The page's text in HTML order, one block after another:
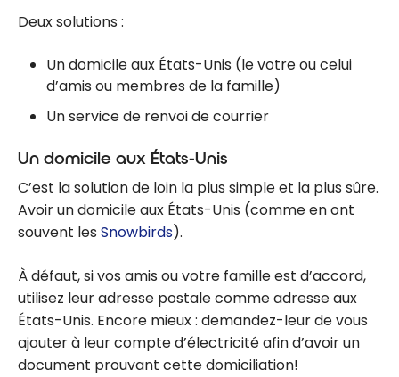
Deux solutions :
Un domicile aux États-Unis (le votre ou celui
d’amis ou membres de la famille)
Un service de renvoi de courrier
Un domicile aux États-Unis
C’est la solution de loin la plus simple et la plus sûre.
Avoir un domicile aux États-Unis (comme en ont
souvent les Snowbirds).
À défaut, si vos amis ou votre famille est d’accord,
utilisez leur adresse postale comme adresse aux
États-Unis. Encore mieux : demandez-leur de vous
ajouter à leur compte d’électricité afin d’avoir un
document prouvant cette domiciliation!